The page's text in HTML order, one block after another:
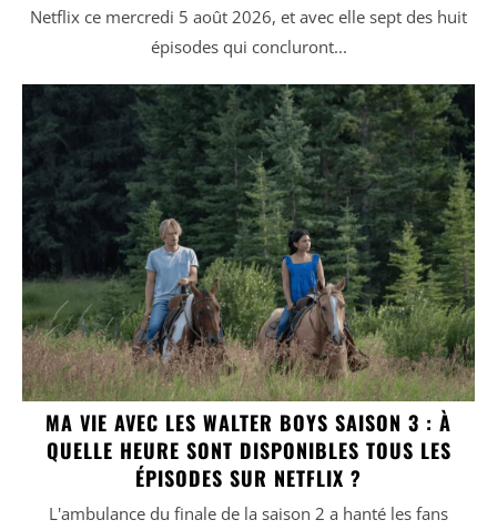
Netflix ce mercredi 5 août 2026, et avec elle sept des huit
épisodes qui concluront...
MA VIE AVEC LES WALTER BOYS SAISON 3 : À
QUELLE HEURE SONT DISPONIBLES TOUS LES
ÉPISODES SUR NETFLIX ?
L'ambulance du finale de la saison 2 a hanté les fans